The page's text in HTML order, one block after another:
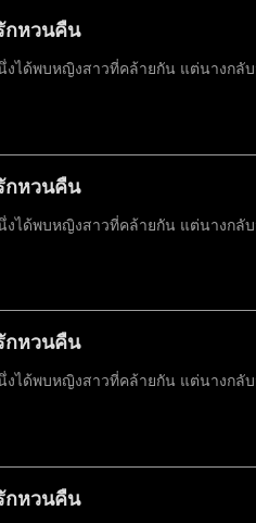
กหวนคืน
ด้พบหญิงสาวที่คล้ายกัน แต่นางกลับ
กหวนคืน
ด้พบหญิงสาวที่คล้ายกัน แต่นางกลับ
กหวนคืน
ด้พบหญิงสาวที่คล้ายกัน แต่นางกลับ
กหวนคืน